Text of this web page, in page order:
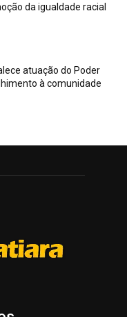
da igualdade racial
atuação do Poder
à comunidade